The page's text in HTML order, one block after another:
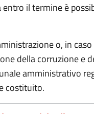
il termine è
o, in
della corruzione e
amministrativo
costituito.